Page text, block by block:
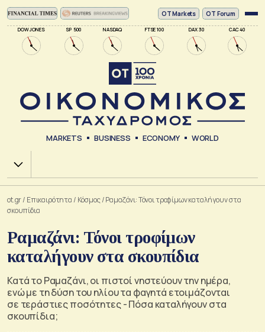
DOW JONES SP 500 NASDAQ FTSE 100 DAX 30 CAC 40
ΟΤ Markets OT Forum
MARKETS BUSINESS ECONOMY WORLD
Χ.Α.
ot.gr/ Επικαιρότητα / Κόσμος/Ραμαζάνι: Τόνοι τροφίμων καταλήγουν στα
σκουπίδια
Ραμαζάνι: Τόνοι τροφίμων
καταλήγουν στα σκουπίδια
Κατά το Ραμαζάνι, οι πιστοί νηστεύουν την ημέρα,
ενώ με τη δύση του ηλίου τα φαγητά ετοιμάζονται
σε τεράστιες ποσότητες - Πόσα καταλήγουν στα
σκουπίδια;